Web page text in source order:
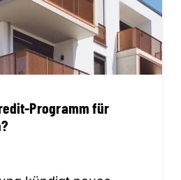
Programm für